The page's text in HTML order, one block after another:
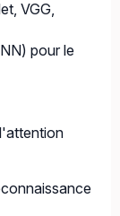
VGG,
pour le